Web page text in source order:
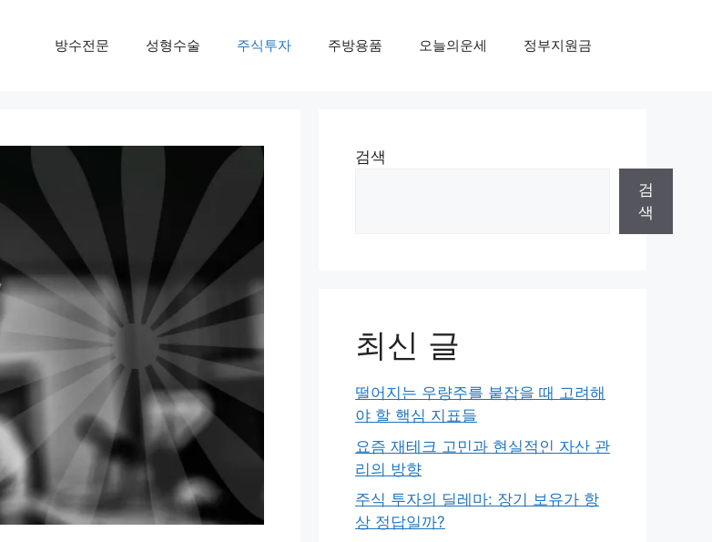
방수전문 성형수술 주식투자 주방용품 오늘의운세 정부지원금
검색
검
색
최신 글
떨어지는 우량주를 붙잡을 때 고려해
야 할 핵심 지표들
요즘 재테크 고민과 현실적인 자산 관
리의 방향
주식 투자의 딜레마: 장기 보유가 항
상 정답일까?